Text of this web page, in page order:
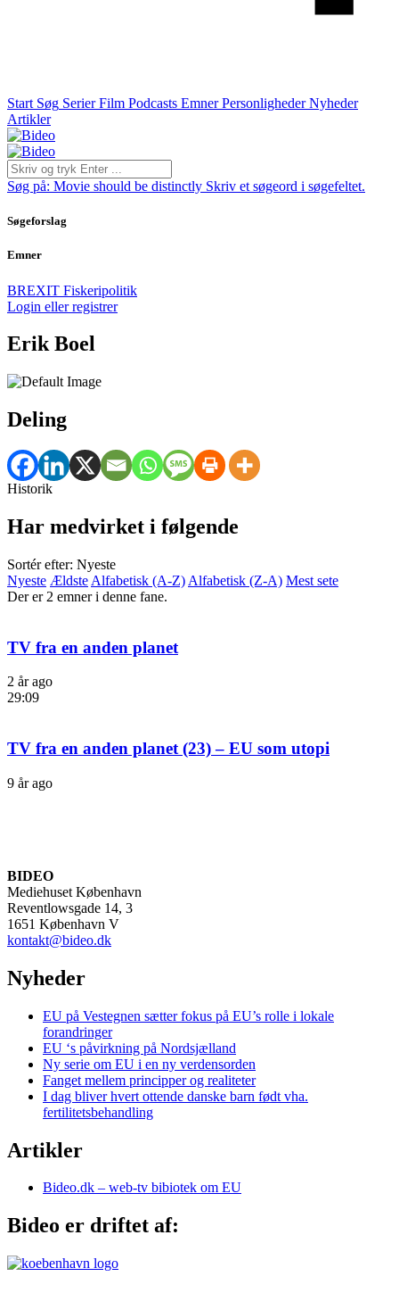
Start Søg Serier Film Podcasts Emner Personligheder Nyheder
Artikler
Søg på: Movie should be distinctly Skriv et søgeord i søgefeltet.
Søgeforslag
Emner
BREXIT Fiskeripolitik
Login eller registrer
Erik Boel
Deling
Historik
Har medvirket i følgende
Sortér efter: Nyeste
Nyeste Ældste Alfabetisk (A-Z) Alfabetisk (Z-A) Mest sete
Der er 2 emner i denne fane.
TV fra en anden planet
2 år ago
29:09
TV fra en anden planet (23) – EU som utopi
9 år ago
BIDEO
Mediehuset København
Reventlowsgade 14, 3
1651 København V
kontakt@bideo.dk
Nyheder
EU på Vestegnen sætter fokus på EU’s rolle i lokale
forandringer
EU ‘s påvirkning på Nordsjælland
Ny serie om EU i en ny verdensorden
Fanget mellem principper og realiteter
I dag bliver hvert ottende danske barn født vha.
fertilitetsbehandling
Artikler
Bideo.dk – web-tv bibiotek om EU
Bideo er driftet af: